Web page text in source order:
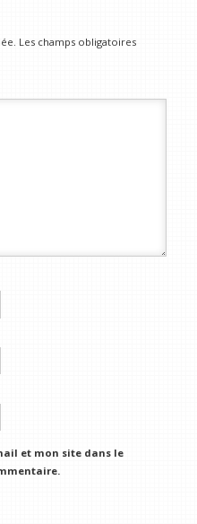
Les champs obligatoires
et mon site dans le